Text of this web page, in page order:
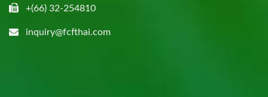
+(66) 32-254810
inquiry@fcfthai.com